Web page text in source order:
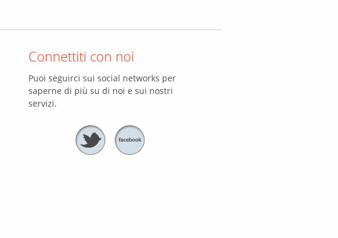
Connettiti con noi
Puoi seguirci sui social networks per
saperne di più su di noi e sui nostri
servizi.